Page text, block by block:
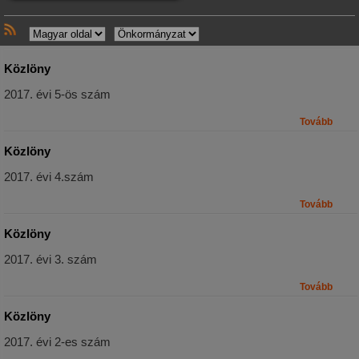
Közlöny
2017. évi 5-ös szám
Tovább
Közlöny
2017. évi 4.szám
Tovább
Közlöny
2017. évi 3. szám
Tovább
Közlöny
2017. évi 2-es szám